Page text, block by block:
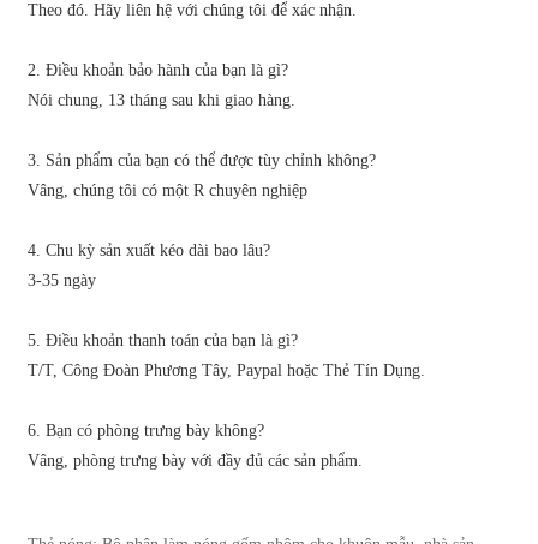
Theo đó. Hãy liên hệ với chúng tôi để xác nhận.
2. Điều khoản bảo hành của bạn là gì?
Nói chung, 13 tháng sau khi giao hàng.
3. Sản phẩm của bạn có thể được tùy chỉnh không?
Vâng, chúng tôi có một R chuyên nghiệp
4. Chu kỳ sản xuất kéo dài bao lâu?
3-35 ngày
5. Điều khoản thanh toán của bạn là gì?
T/T, Công Đoàn Phương Tây, Paypal hoặc Thẻ Tín Dụng.
6. Bạn có phòng trưng bày không?
Vâng, phòng trưng bày với đầy đủ các sản phẩm.